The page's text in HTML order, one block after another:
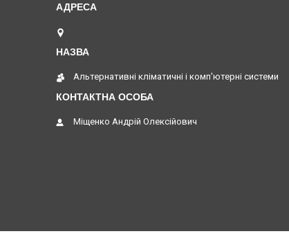
Альтернативні кліматичні і комп'ютерні системи
Міщенко Андрій Олексійович